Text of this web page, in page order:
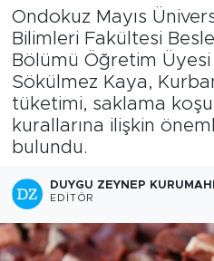
Ondokuz Mayıs
Bilimleri Fakültesi
Bölümü Öğretim Üyesi
Sökülmez Kaya,
tüketimi, saklama
kurallarına ilişkin
bulundu.
DUYGU ZEYNEP
EDITÖR
Tüm Manşetler
Son Dakika Haberleri
Haber Arşivi